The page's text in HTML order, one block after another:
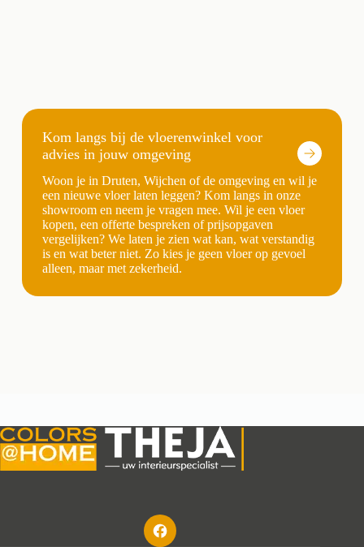
Kom langs bij de vloerenwinkel voor
advies in jouw omgeving
Woon je in Druten, Wijchen of de omgeving en wil je
een nieuwe vloer laten leggen? Kom langs in onze
showroom en neem je vragen mee. Wil je een vloer
kopen, een offerte bespreken of prijsopgaven
vergelijken? We laten je zien wat kan, wat verstandig
is en wat beter niet. Zo kies je geen vloer op gevoel
alleen, maar met zekerheid.